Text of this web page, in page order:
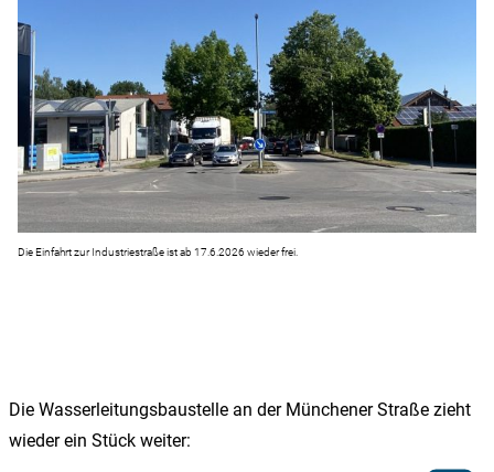
Die Einfahrt zur Industriestraße ist ab 17.6.2026 wieder frei.
Die Wasserleitungsbaustelle an der Münchener Straße zieht
wieder ein Stück weiter: